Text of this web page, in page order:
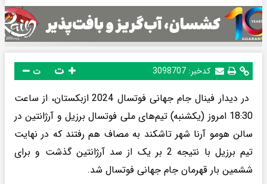
کدخبر: 3098707 ت
در دیدار فینال جام جهانی فوتسال 2024 ازبکستان، از ساعت
18:30 امروز (یکشنبه) تیم‌های ملی فوتسال برزیل و آرژانتین در
سالن هومو آرنا شهر تاشکند به مصاف هم رفتند که در نهایت
تیم برزیل با نتیجه 2 بر یک از سد آرژانتین گذشت و برای
ششمین بار قهرمان جام جهانی فوتسال شد.